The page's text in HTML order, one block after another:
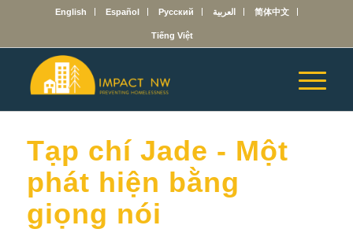
English Español Русский العربية 简体中文
Tiếng Việt
Tạp chí Jade - Một
phát hiện bằng
giọng nói